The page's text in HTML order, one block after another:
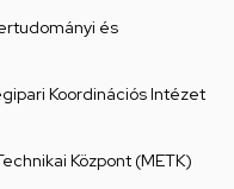
és
Koordinációs Intézet
Központ (METK)